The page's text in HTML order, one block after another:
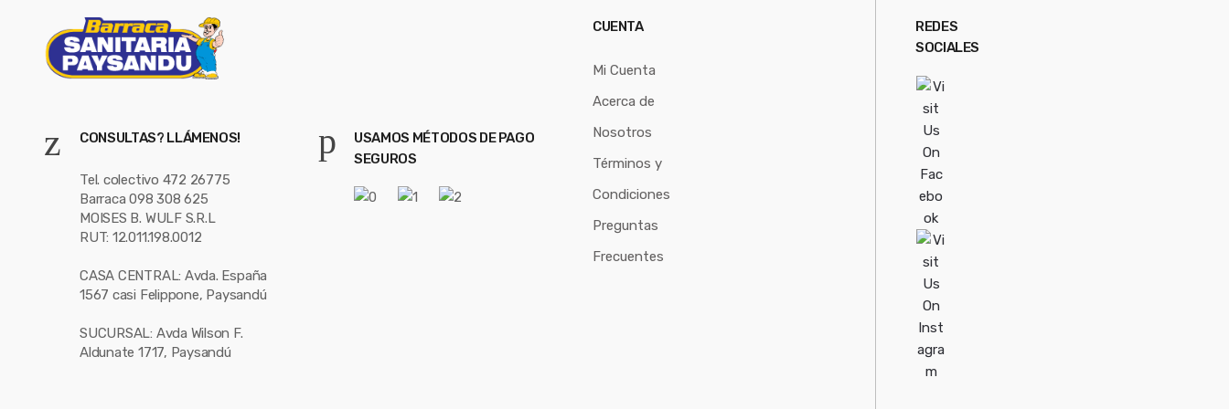
CONSULTAS? LLÁMENOS!
Tel. colectivo 472 26775
Barraca 098 308 625
MOISES B. WULF S.R.L
RUT: 12.011.198.0012
CASA CENTRAL: Avda. España
1567 casi Felippone, Paysandú
SUCURSAL: Avda Wilson F.
Aldunate 1717, Paysandú
USAMOS MÉTODOS DE PAGO
SEGUROS
CUENTA
Mi Cuenta
Acerca de
Nosotros
Términos y
Condiciones
Preguntas
Frecuentes
REDES
SOCIALES